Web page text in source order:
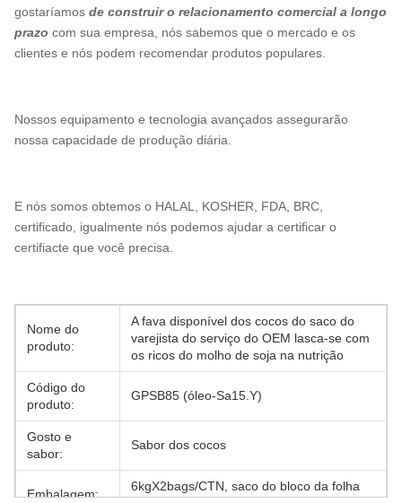
gostaríamos de construir o relacionamento comercial a longo
prazo com sua empresa, nós sabemos que o mercado e os
clientes e nós podem recomendar produtos populares.
Nossos equipamento e tecnologia avançados assegurarão
nossa capacidade de produção diária.
E nós somos obtemos o HALAL, KOSHER, FDA, BRC,
certificado, igualmente nós podemos ajudar a certificar o
certifiacte que você precisa.
Nome do
produto:
A fava disponível dos cocos do saco do
varejista do serviço do OEM lasca-se com
os ricos do molho de soja na nutrição
Código do
produto:
GPSB85 (óleo-Sa15.Y)
Gosto e
sabor:
Sabor dos cocos
Embalagem:
6kgX2bags/CTN, saco do bloco da folha